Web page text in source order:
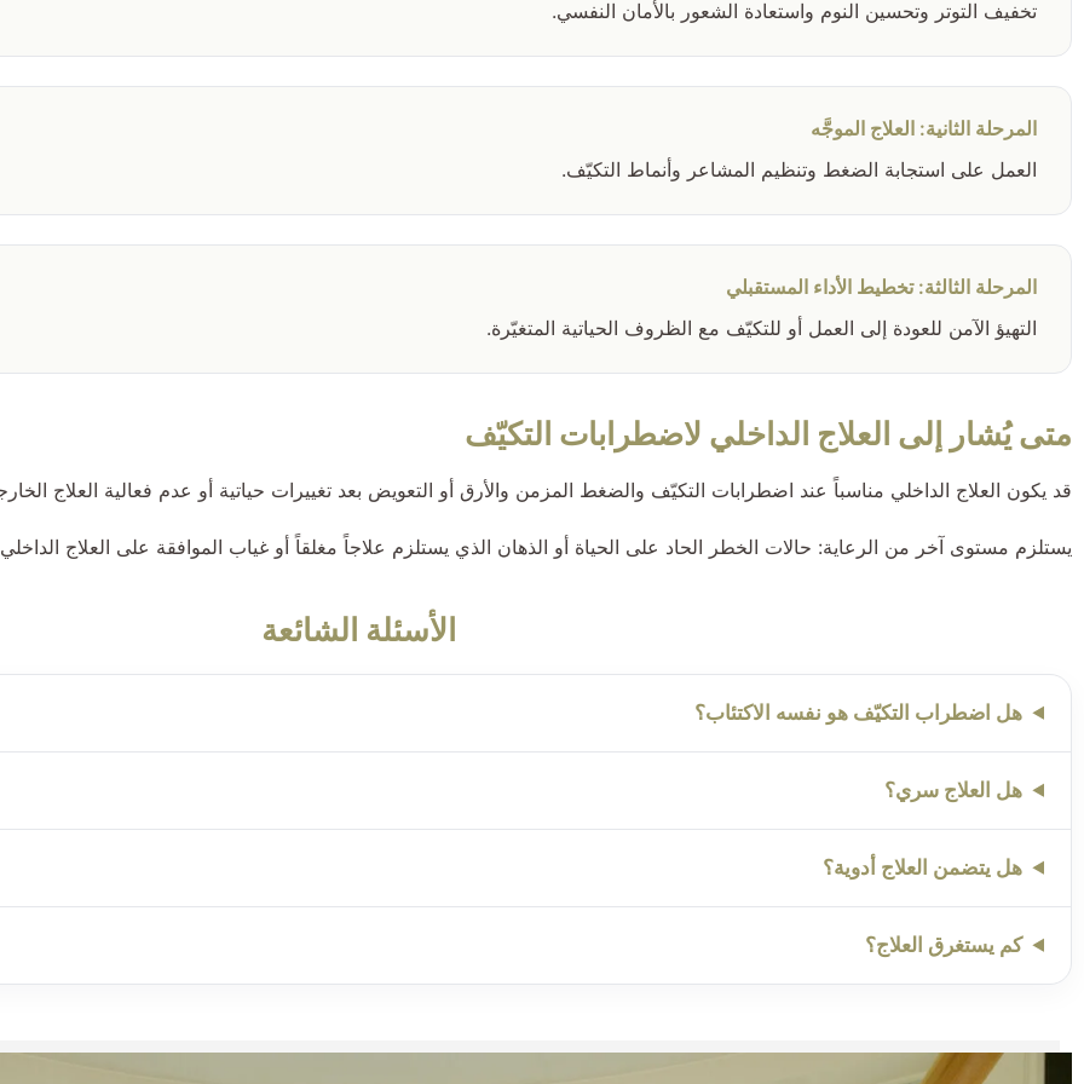
تخفيف التوتر وتحسين النوم واستعادة الشعور بالأمان النفسي.
المرحلة الثانية: العلاج الموجَّه
العمل على استجابة الضغط وتنظيم المشاعر وأنماط التكيّف.
المرحلة الثالثة: تخطيط الأداء المستقبلي
التهيؤ الآمن للعودة إلى العمل أو للتكيّف مع الظروف الحياتية المتغيّرة.
متى يُشار إلى العلاج الداخلي لاضطرابات التكيّف
قد يكون العلاج الداخلي مناسباً عند اضطرابات التكيّف والضغط المزمن والأرق أو التعويض بعد تغييرات حياتية أو عدم فعالية العلاج
يستلزم مستوى آخر من الرعاية: حالات الخطر الحاد على الحياة أو الذهان الذي يستلزم علاجاً مغلقاً أو غياب الموافقة على العلاج
الأسئلة الشائعة
هل اضطراب التكيّف هو نفسه الاكتئاب؟
هل العلاج سري؟
هل يتضمن العلاج أدوية؟
كم يستغرق العلاج؟